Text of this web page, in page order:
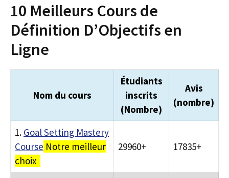
10 Meilleurs Cours de
Définition D’Objectifs en
Ligne
Nom du cours
Étudiants
inscrits
(Nombre)
Avis
(nombre)
1. Goal Setting Mastery
Course Notre meilleur
choix
29960+ 17835+